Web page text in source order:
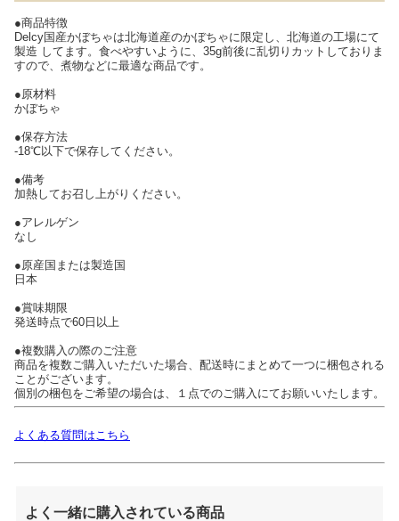
●商品特徴
Delcy国産かぼちゃは北海道産のかぼちゃに限定し、北海道の工場にて
製造 してます。食べやすいように、35g前後に乱切りカットしておりま
すので、煮物などに最適な商品です。
●原材料
かぼちゃ
●保存方法
-18℃以下で保存してください。
●備考
加熱してお召し上がりください。
●アレルゲン
なし
●原産国または製造国
日本
●賞味期限
発送時点で60日以上
●複数購入の際のご注意
商品を複数ご購入いただいた場合、配送時にまとめて一つに梱包される
ことがございます。
個別の梱包をご希望の場合は、１点でのご購入にてお願いいたします。
よくある質問はこちら
よく一緒に購入されている商品